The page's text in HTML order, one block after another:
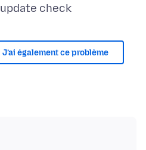
J’ai également ce problème